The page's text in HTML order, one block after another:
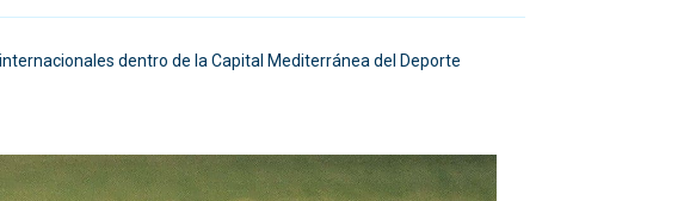
dentro de la Capital Mediterránea del Deporte